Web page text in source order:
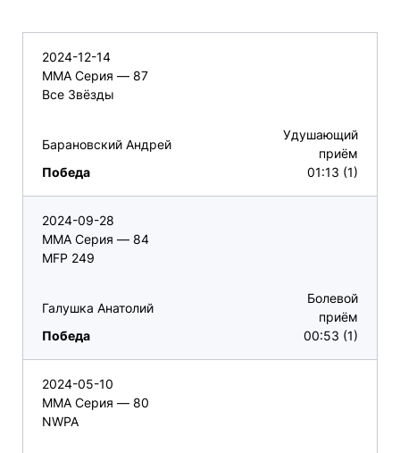
2024-12-14
ММА Серия — 87
Все Звёзды
Барановский Андрей
Победа
Удушающий
приём
01:13 (1)
2024-09-28
ММА Серия — 84
MFP 249
Галушка Анатолий
Победа
Болевой
приём
00:53 (1)
2024-05-10
ММА Серия — 80
NWPA